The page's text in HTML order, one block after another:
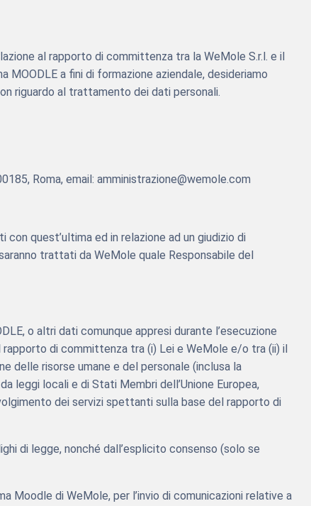
al rapporto di committenza tra la WeMole S.r.l. e il
a fini di formazione aziendale, desideriamo
riguardo al trattamento dei dati personali.
Roma, email: amministrazione@wemole.com
quest’ultima ed in relazione ad un giudizio di
trattati da WeMole quale Responsabile del
o altri dati comunque appresi durante l’esecuzione
di committenza tra (i) Lei e WeMole e/o tra (ii) il
delle risorse umane e del personale (inclusa la
leggi locali e di Stati Membri dell’Unione Europea,
dei servizi spettanti sulla base del rapporto di
di legge, nonché dall’esplicito consenso (solo se
di WeMole, per l’invio di comunicazioni relative a